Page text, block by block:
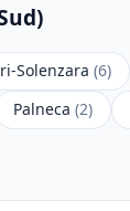
Solenzara (6)
Palneca (2)